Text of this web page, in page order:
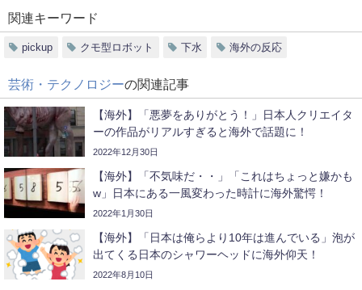
関連キーワード
pickup クモ型ロボット 下水 海外の反応
芸術・テクノロジーの関連記事
【海外】「悪夢をありがとう！」日本人クリエイタ
ーの作品がリアルすぎると海外で話題に！
2022年12月30日
【海外】「不気味だ・・」「これはちょっと嫌かも
w」日本にある一風変わった時計に海外驚愕！
2022年1月30日
【海外】「日本は俺らより10年は進んでいる」泡が
出てくる日本のシャワーヘッドに海外仰天！
2022年8月10日